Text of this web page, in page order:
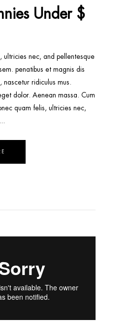
Under $
ultricies nec, and pellentesque
penatibus et magnis dis
nascetur ridiculus mus.
dolor. Aenean massa. Cum
quam felis, ultricies nec,